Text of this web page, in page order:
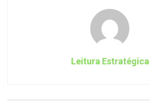
Leitura Estratégica